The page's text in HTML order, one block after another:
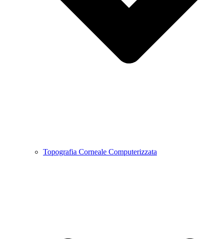
Topografia Corneale Computerizzata